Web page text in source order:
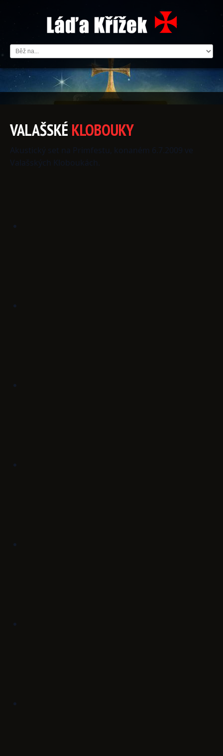
VALAŠSKÉ KLOBOUKY
Akustický set na Primfestu, konaném 6.7.2009 ve
Valašských Kloboukách.